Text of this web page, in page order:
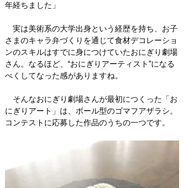
年経ちました」
実は美術系の大学出身という経歴を持ち、お子
さまのキャラ弁づくりを通じて食材デコレーショ
ンのスキルはすでに身につけていたおにぎり劇場
さん。なるほど、“おにぎりアーティスト”になる
べくしてなった感がありますね。
そんなおにぎり劇場さんが最初につくった「お
にぎりアート」は、ボール型のゴマフアザラシ。
コンテストに応募した作品のうちの一つです。